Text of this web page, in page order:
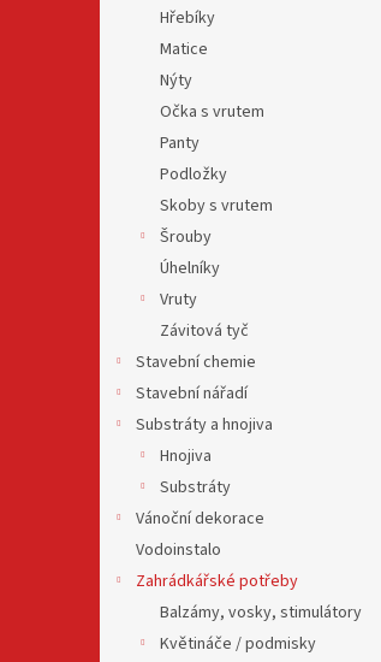
Hřebíky
Matice
Nýty
Očka s vrutem
Panty
Podložky
Skoby s vrutem
Šrouby
Úhelníky
Vruty
Závitová tyč
Stavební chemie
Stavební nářadí
Substráty a hnojiva
Hnojiva
Substráty
Vánoční dekorace
Vodoinstalo
Zahrádkářské potřeby
Balzámy, vosky, stimulátory
Květináče / podmisky